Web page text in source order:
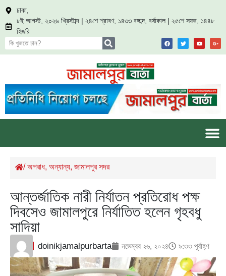
ঢাকা,
৮ই আগস্ট, ২০২৬ খ্রিস্টাব্দ | ২৪শে শ্রাবণ, ১৪৩৩ বঙ্গাব্দ, বর্ষাকাল | ২৫শে সফর, ১৪৪৮
হিজরি
/অপরাধ, অন্যান্য, জামালপুর সদর
আন্তর্জাতিক নারী নির্যাতন প্রতিরোধ পক্ষ
দিবসেও জামালপুরে নির্যাতিত হলেন গৃহবধু
সাদিয়া
doinikjamalpurbarta নভেম্বর ২৬, ২০২৪ ৯:৩৩ পূর্বাহ্ণ